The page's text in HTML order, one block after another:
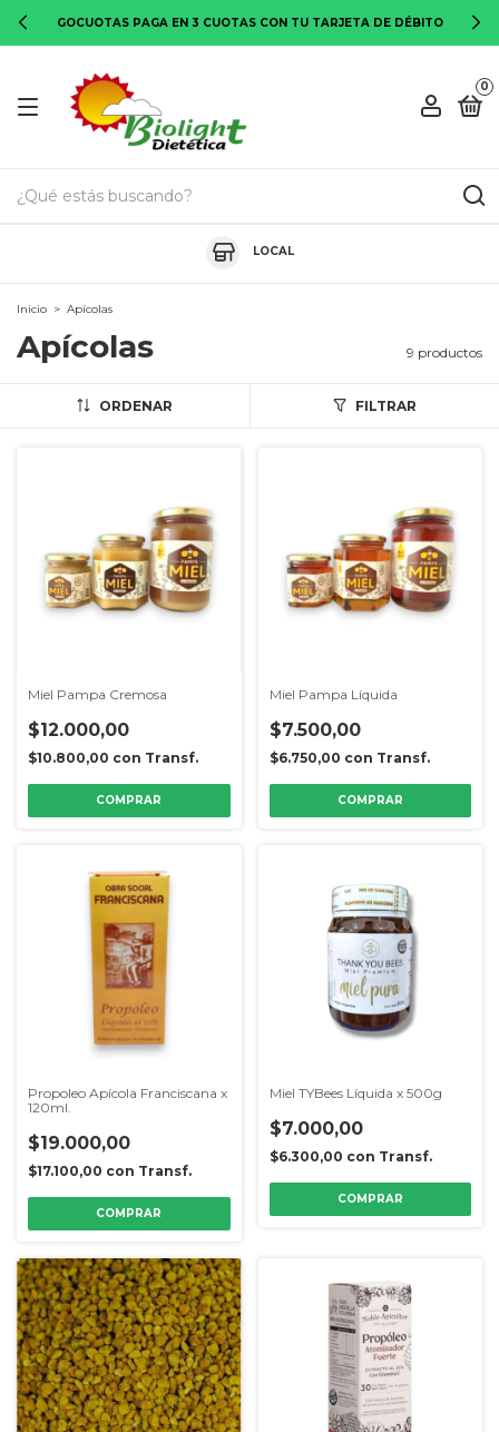
GOCUOTAS PAGA EN 3 CUOTAS CON TU TARJETA DE DÉBITO
0
LOCAL
Inicio > Apícolas
Apícolas 9 productos
ORDENAR FILTRAR
Miel Pampa Cremosa
$12.000,00
$10.800,00 con Transf.
COMPRAR
Miel Pampa Líquida
$7.500,00
$6.750,00 con Transf.
COMPRAR
Propoleo Apícola Franciscana x
120ml.
$19.000,00
$17.100,00 con Transf.
Miel TYBees Líquida x 500g
$7.000,00
$6.300,00 con Transf.